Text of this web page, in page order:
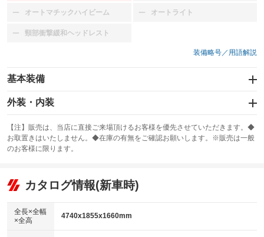
オートマチックハイビーム
：装備なし オートライト
：装備なし
頸部衝撃緩和ヘッドレスト
：装備なし
装備略号／用語解説
基本装備
エアバッグ：運転席/助手席/サイド
：装備あり
：装備なし
サンルーフ
：装備なし ABS
リフトアップ
：装備なし
：装備なし
パワーウィンドウ
外装・内装
カーナビ
：装備なし
TV：フルセグ
：装備あり
ビジュアル
：装備なし
：装備あり
革シート
【注】販売は、当店に直接ご来場頂けるお客様を優先させていただきます。◆
お取置きはいたしません。◆在庫の有無をご確認お願いします。※販売は一般
のお客様に限ります。
カタログ情報(新車時)
全長×全幅
×全高
4740x1855x1660mm